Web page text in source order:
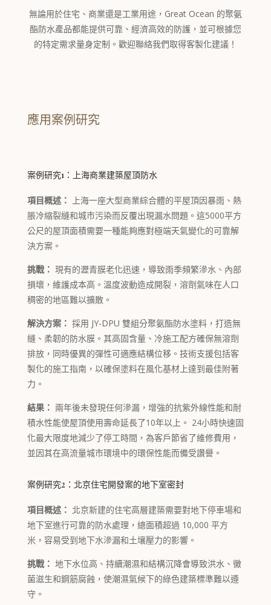
無論用於住宅、商業還是工業用途，Great Ocean 的聚氨
酯防水產品都能提供可靠、經濟高效的防護，並可根據您
的特定需求量身定制。歡迎聯絡我們取得客製化建議！
應用案例研究
案例研究1：上海商業建築屋頂防水
項目概述：
上海一座大型商業綜合體的平屋頂因暴雨、熱
脹冷縮裂縫和城市污染而反覆出現漏水問題。這5000平方
公尺的屋頂面積需要一種能夠應對極端天氣變化的可靠解
決方案。
挑戰： 現有的瀝青膜老化迅速，導致雨季頻繁滲水、內部
損壞，維護成本高。溫度波動造成開裂，溶劑氣味在人口
稠密的地區難以擴散。
解決方案： 採用 JY-DPU 雙組分聚氨酯防水塗料，打造無
縫、柔韌的防水膜。其高固含量、冷施工配方確保無溶劑
排放，同時優異的彈性可適應結構位移。技術支援包括客
製化的施工指南，以確保塗料在風化基材上達到最佳附著
力。
結果： 兩年後未發現任何滲漏，增強的抗紫外線性能和耐
積水性能使屋頂使用壽命延長了10年以上。 24小時快速固
化最大限度地減少了停工時間，為客戶節省了維修費用，
並因其在高流量城市環境中的環保性能而備受讚譽。
案例研究2：北京住宅開發案的地下室密封
項目概述： 北京新建的住宅高層建築需要對地下停車場和
地下室進行可靠的防水處理，總面積超過 10,000 平方
米，容易受到地下水滲漏和土壤壓力的影響。
挑戰： 地下水位高、持續潮濕和結構沉降會導致洪水、黴
菌滋生和鋼筋腐蝕，使潮濕氣候下的綠色建築標準難以遵
守。